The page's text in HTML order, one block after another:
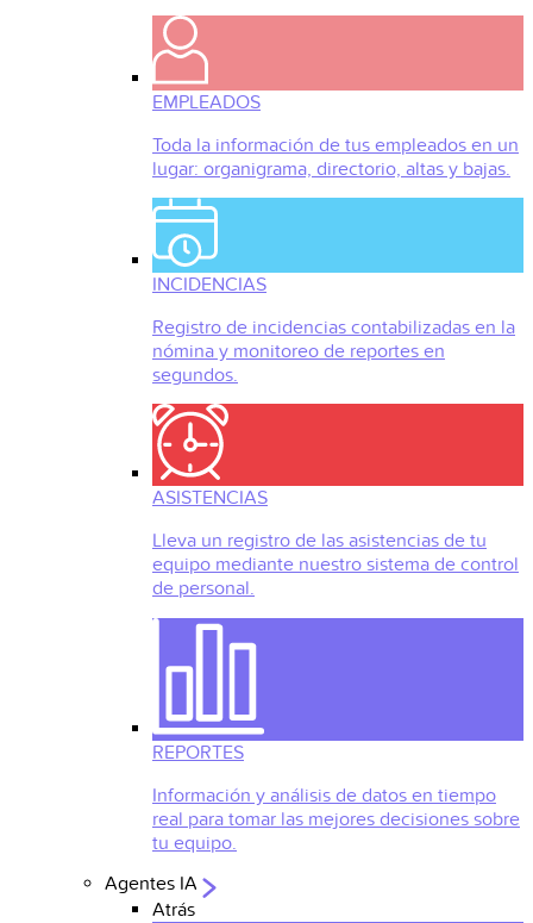
EMPLEADOS
Toda la información de tus empleados en un
lugar: organigrama, directorio, altas y bajas.
INCIDENCIAS
Registro de incidencias contabilizadas en la
nómina y monitoreo de reportes en
segundos.
ASISTENCIAS
Lleva un registro de las asistencias de tu
equipo mediante nuestro sistema de control
de personal.
REPORTES
Información y análisis de datos en tiempo
real para tomar las mejores decisiones sobre
tu equipo.
Agentes IA
Atrás